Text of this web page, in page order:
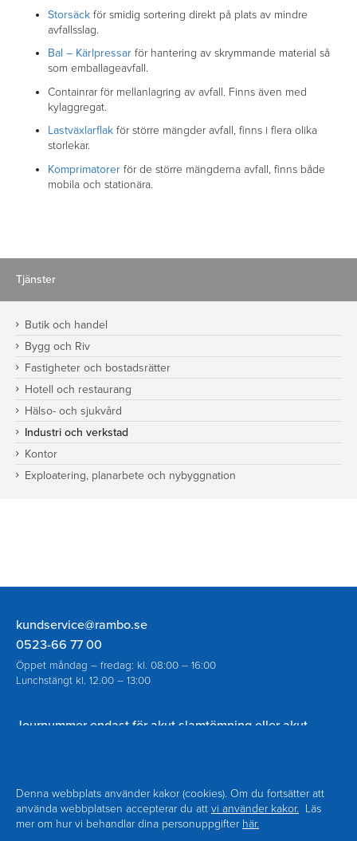
Storsäck för smidig sortering direkt på plats av mindre
avfallsslag.
Bal – Kärlpressar för hantering av skrymmande material så
som emballageavfall.
Containrar för mellanlagring av avfall. Finns även med
kylaggregat.
Lastväxlarflak för större mängder avfall, finns i flera olika
storlekar.
Komprimatorer för de större mängderna avfall, finns både
mobila och stationära.
Tjänster
Butik och handel
Bygg och Riv
Fastigheter och bostadsrätter
Hotell och restaurang
Hälso- och sjukvård
Industri och verkstad
Kontor
Exploatering, planarbete och nybyggnation
Denna webbplats använder kakor (cookies). Om du fortsätter att
använda webbplatsen accepterar du att vi använder kakor. Läs
mer om hur vi behandlar dina personuppgifter här.
Rambo
AB
kundservice@rambo.se
0523-66 77 00
Öppet måndag – fredag: kl. 08:00 – 16:00
Lunchstängt kl. 12.00 – 13:00
Journummer endast för akut slamtömning eller akut
Kontakt